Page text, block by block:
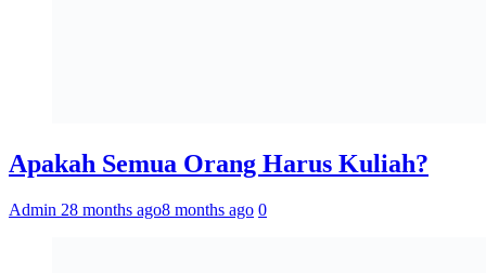
Apakah Semua Orang Harus Kuliah?
Admin 28 months ago8 months ago 0